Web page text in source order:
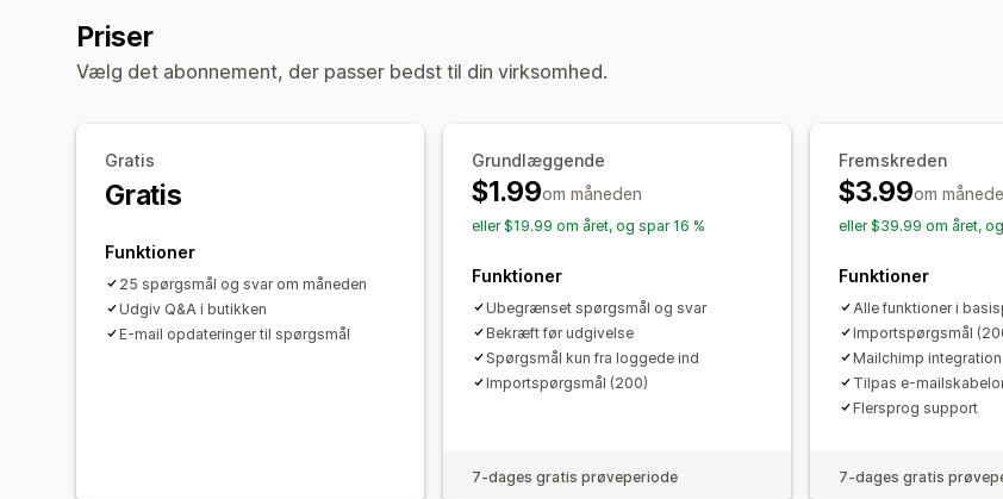
Priser
Vælg det abonnement, der passer bedst til din virksomhed.
Gratis
Gratis
Funktioner
25 spørgsmål og svar om måneden
Udgiv Q&A i butikken
E-mail opdateringer til spørgsmål
Grundlæggende
$1.99om måneden
eller $19.99 om året, og spar 16 %
Funktioner
Ubegrænset spørgsmål og svar
Bekræft før udgivelse
Spørgsmål kun fra loggede ind
Importspørgsmål (200)
7-dages gratis prøveperiode
Fremskreden
$3.99om
eller $39.99 om året,
Funktioner
Alle funktioner i
Importspørgsmål
Mailchimp integration
Tilpas e-
Flersprog support
7-dages gratis